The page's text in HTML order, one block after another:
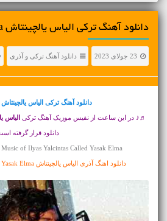
دانلود آهنگ ترکی الیاس یالچینتاش Yasak Elma
23 جولای 2023 دانلود آهنگ ترکی و آذری
دانلود آهنگ ترکی الیاس یالچینتاش Yasak Elma
♬♪ در این ساعت از نفیس موزیک آهنگ ترکی الیاس
دانلود قرار گرفته
of Ilyas Yalcintas Called Yasak Elma
دانلود اهنگ آذری الیاس یالچینتاش Yasak Elma با کیفیت عالی و متن ترانه